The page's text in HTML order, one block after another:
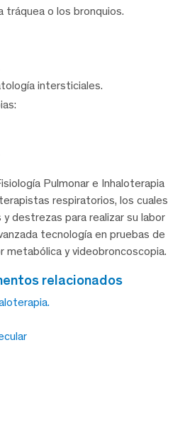
tráquea o los bronquios.
intersticiales.
Pulmonar e Inhaloterapia
respiratorios, los cuales
destrezas para realizar su labor
tecnología en pruebas de
metabólica y videobroncoscopia.
relacionados